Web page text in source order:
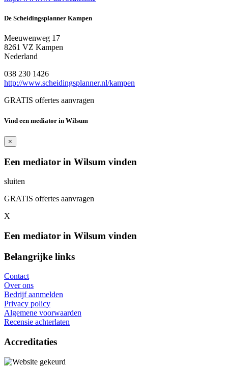
De Scheidingsplanner Kampen
Meeuwenweg 17
8261 VZ Kampen
Nederland
038 230 1426
http://www.scheidingsplanner.nl/kampen
GRATIS offertes aanvragen
Vind een mediator in Wilsum
×
Een mediator in Wilsum vinden
sluiten
GRATIS offertes aanvragen
X
Een mediator in Wilsum vinden
Belangrijke links
Contact
Over ons
Bedrijf aanmelden
Privacy policy
Algemene voorwaarden
Recensie achterlaten
Accreditaties